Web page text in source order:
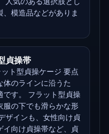
模造品などがありま
貞操帯
ト型貞操ケージ 要点
のラインに沿うた
す。 フラット型貞操
の下でも滑らかな形
ザインも、女性向け貞
イ向け貞操帯など、貞